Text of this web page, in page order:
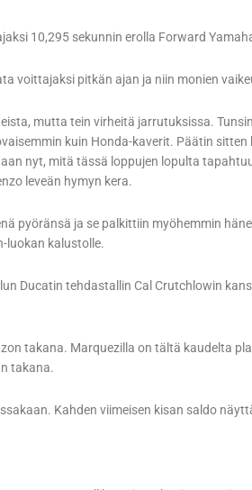
10,295 sekunnin erolla Forward
voittajaksi pitkän ajan ja niin monien
mutta tein virheitä jarrutuksissa.
kuin Honda-kaverit. Päätin
nyt, mitä tässä loppujen lopulta
leveän hymyn kera.
pyöränsä ja se palkittiin myöhemmin
luokan kalustolle.
Ducatin tehdastallin Cal Crutchlowin
takana. Marquezilla on tältä kaudelta
takana.
Kahden viimeisen kisan saldo